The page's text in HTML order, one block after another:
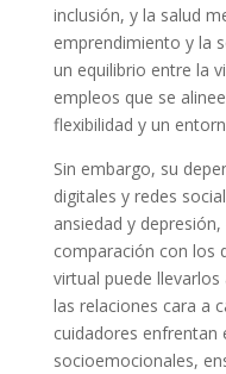
inclusión, y la salud
emprendimiento y la
un equilibrio entre la
empleos que se
flexibilidad y un
Sin embargo, su
digitales y redes
ansiedad y
comparación con los
virtual puede
las relaciones cara a
cuidadores enfrentan
socioemocionales,